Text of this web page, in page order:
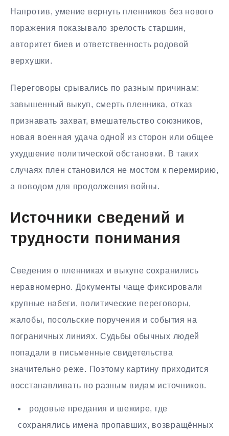
Напротив, умение вернуть пленников без нового
поражения показывало зрелость старшин,
авторитет биев и ответственность родовой
верхушки.
Переговоры срывались по разным причинам:
завышенный выкуп, смерть пленника, отказ
признавать захват, вмешательство союзников,
новая военная удача одной из сторон или общее
ухудшение политической обстановки. В таких
случаях плен становился не мостом к перемирию,
а поводом для продолжения войны.
Источники сведений и
трудности понимания
Сведения о пленниках и выкупе сохранились
неравномерно. Документы чаще фиксировали
крупные набеги, политические переговоры,
жалобы, посольские поручения и события на
пограничных линиях. Судьбы обычных людей
попадали в письменные свидетельства
значительно реже. Поэтому картину приходится
восстанавливать по разным видам источников.
родовые предания и шежире, где
сохранялись имена пропавших, возвращённых